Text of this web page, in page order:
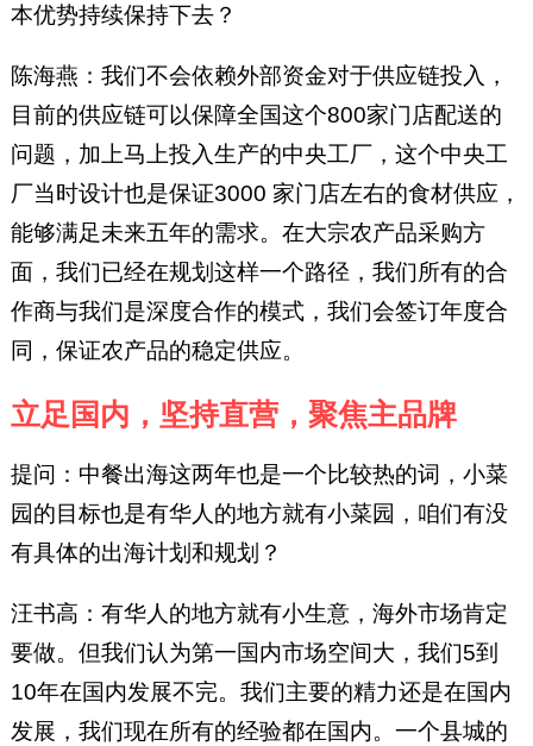
本优势持续保持下去？
陈海燕：我们不会依赖外部资金对于供应链投入，
目前的供应链可以保障全国这个800家门店配送的
问题，加上马上投入生产的中央工厂，这个中央工
厂当时设计也是保证3000 家门店左右的食材供应，
能够满足未来五年的需求。在大宗农产品采购方
面，我们已经在规划这样一个路径，我们所有的合
作商与我们是深度合作的模式，我们会签订年度合
同，保证农产品的稳定供应。
立足国内，坚持直营，聚焦主品牌
提问：中餐出海这两年也是一个比较热的词，小菜
园的目标也是有华人的地方就有小菜园，咱们有没
有具体的出海计划和规划？
汪书高：有华人的地方就有小生意，海外市场肯定
要做。但我们认为第一国内市场空间大，我们5到
10年在国内发展不完。我们主要的精力还是在国内
发展，我们现在所有的经验都在国内。一个县城的